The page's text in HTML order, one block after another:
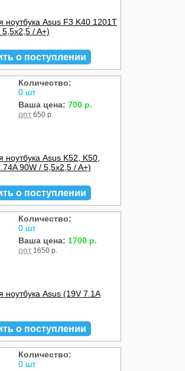
ноутбука Asus F3 K40 1201T
/ A+)
о поступлении
Количество:
0 шт.
Ваша цена: 700 р.
опт 650 р.
ноутбука Asus K52, K50,
90W / 5,5x2,5 / A+)
о поступлении
Количество:
0 шт.
Ваша цена: 1700 р.
опт 1650 р.
ноутбука Asus (19V 7.1A
о поступлении
Количество:
0 шт.